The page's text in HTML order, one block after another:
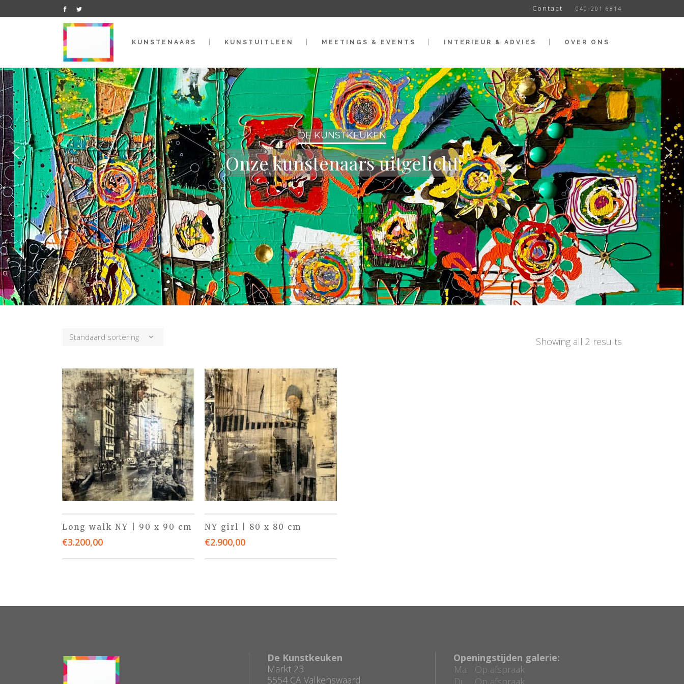
Contact 040-201 6814
KUNSTENAARS KUNSTUITLEEN MEETINGS & EVENTS INTERIEUR & ADVIES OVER ONS
DE KUNSTKEUKEN
Onze kunstenaars uitgelicht
Showing all 2 results
Standaard sortering
Long walk NY | 90 x 90 cm
€3.200,00
NY girl | 80 x 80 cm
€2.900,00
De Kunstkeuken
Markt 23
5554 CA Valkenswaard
Openingstijden galerie:
Ma
Op afspraak
Di
Op afspraak